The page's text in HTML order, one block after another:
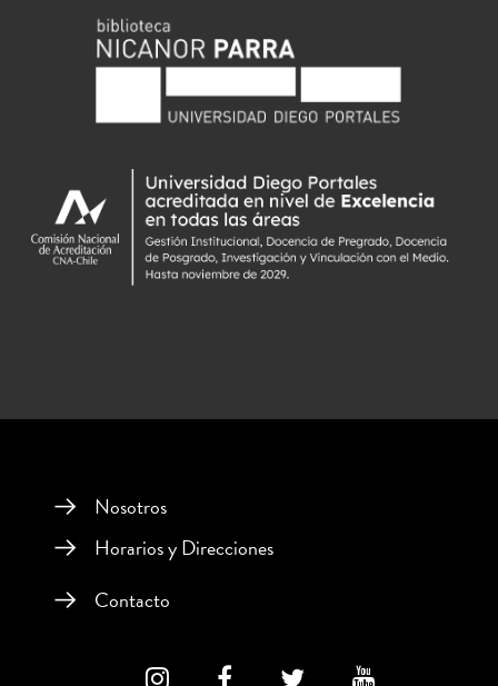
Nosotros
Horarios y Direcciones
Contacto